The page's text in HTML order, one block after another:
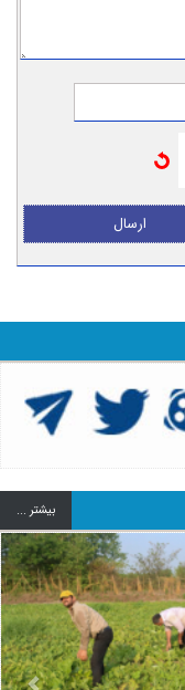
ارسال
بيشتر ...